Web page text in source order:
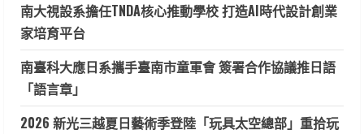
南大視設系擔任TNDA核心推動學校 打造AI時代設計創業
家培育平台
南臺科大應日系攜手臺南市童軍會 簽署合作協議推日語
「語言章」
2026 新光三越夏日藝術季登陸「玩具太空總部」重拾玩